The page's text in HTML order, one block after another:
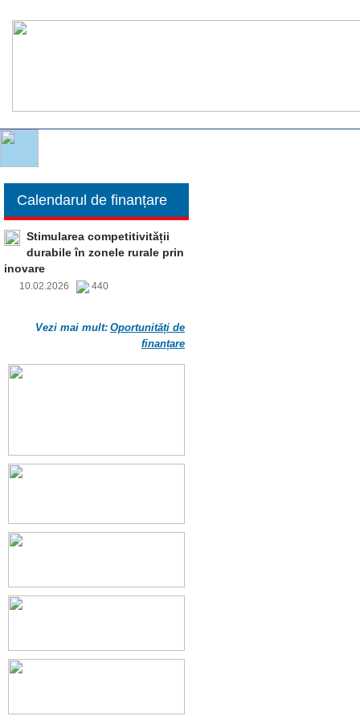
Calendarul de finanțare
Stimularea competitivității
durabile în zonele rurale prin
inovare
10.02.2026 440
Vezi mai mult: Oportunități de
finanțare